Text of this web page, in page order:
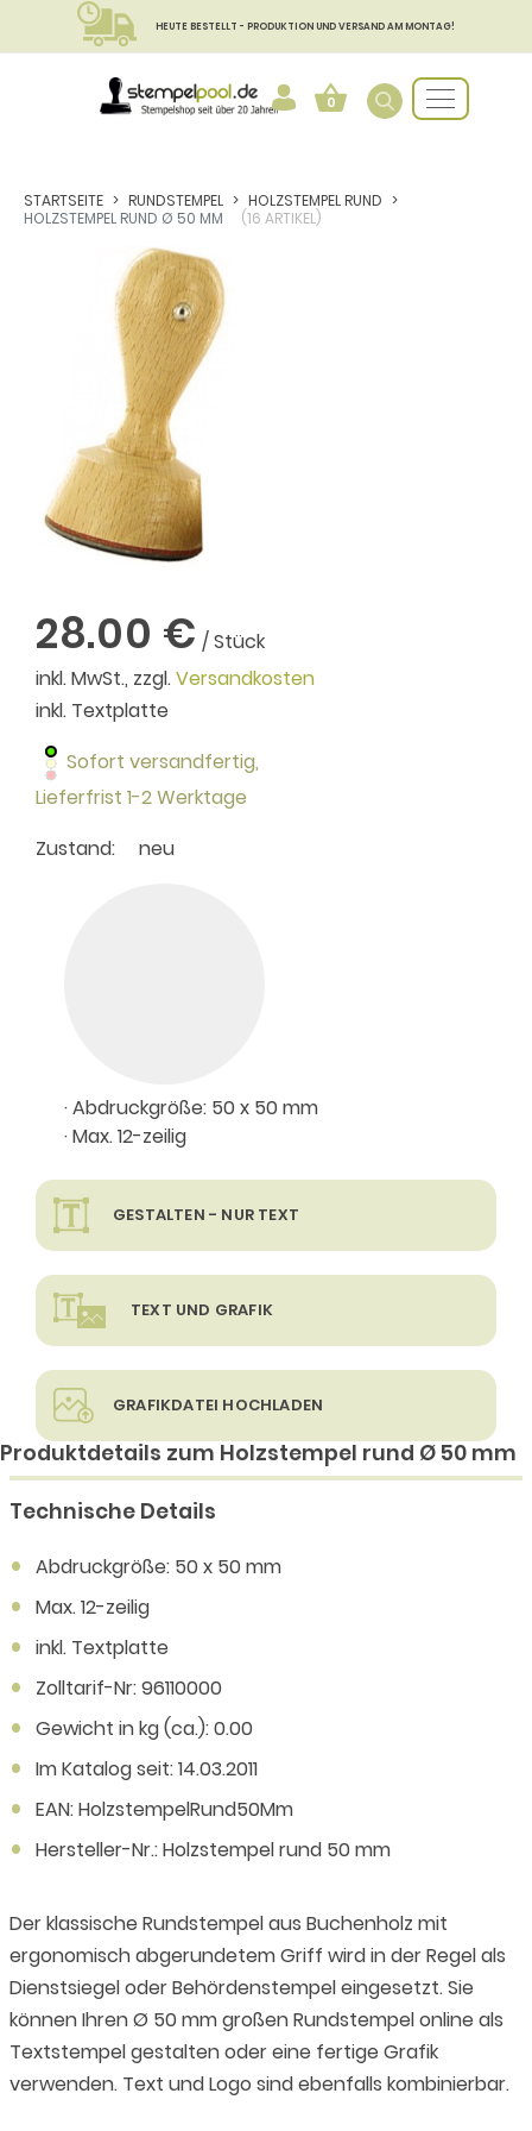
HEUTE BESTELLT - PRODUKTION UND VERSAND AM MONTAG!
0
STARTSEITE RUNDSTEMPEL
HOLZSTEMPEL RUND
HOLZSTEMPEL RUND Ø 50 MM
(16 ARTIKEL)
28.00 € / Stück
inkl. MwSt., zzgl.Versandkosten
inkl. Textplatte
Sofort versandfertig,
Lieferfrist 1-2 Werktage
Zustand:
neu
· Abdruckgröße: 50 x 50 mm
· Max. 12-zeilig
GESTALTEN - NUR TEXT
TEXT UND GRAFIK
GRAFIKDATEI HOCHLADEN
Produktdetails zum Holzstempel rund Ø 50 mm
Technische Details
Abdruckgröße: 50 x 50 mm
Max. 12-zeilig
inkl. Textplatte
Zolltarif-Nr: 96110000
Gewicht in kg (ca.): 0.00
Im Katalog seit: 14.03.2011
EAN: HolzstempelRund50Mm
Hersteller-Nr.: Holzstempel rund 50 mm
Der klassische Rundstempel aus Buchenholz mit
ergonomisch abgerundetem Griff wird in der Regel als
Dienstsiegel oder Behördenstempel eingesetzt. Sie
können Ihren Ø 50 mm großen Rundstempel online als
Textstempel gestalten oder eine fertige Grafik
verwenden. Text und Logo sind ebenfalls kombinierbar.